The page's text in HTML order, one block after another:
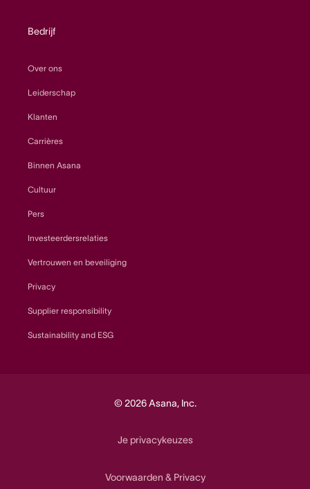
Bedrijf
Over ons
Leiderschap
Klanten
Carrières
Binnen Asana
Cultuur
Pers
Investeerdersrelaties
Vertrouwen en beveiliging
Privacy
Supplier responsibility
Sustainability and ESG
© 2026 Asana, Inc.
Je privacykeuzes
Voorwaarden & Privacy